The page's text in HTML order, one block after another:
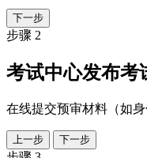
下一步
步骤 2
考试中心发布考
在线提交预审材料（如
上一步 下一步